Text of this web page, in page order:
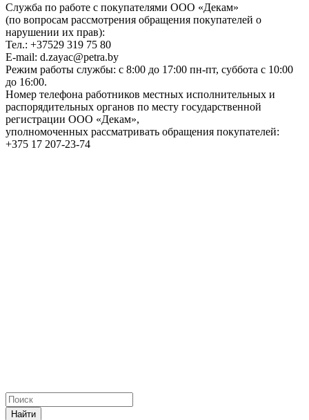
Служба по работе с покупателями ООО «Декам»
(по вопросам рассмотрения обращения покупателей о
нарушении их прав):
Тел.: +37529 319 75 80
E-mail: d.zayac@petra.by
Режим работы службы: с 8:00 до 17:00 пн-пт, суббота с 10:00
до 16:00.
Номер телефона работников местных исполнительных и
распорядительных органов по месту государственной
регистрации ООО «Декам»,
уполномоченных рассматривать обращения покупателей:
+375 17 207-23-74
Найти